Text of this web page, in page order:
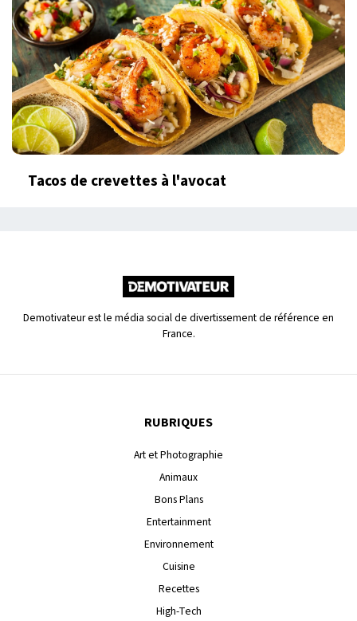
Tacos de crevettes à l'avocat
Demotivateur est le média social de divertissement de référence en
France.
RUBRIQUES
Art et Photographie
Animaux
Bons Plans
Entertainment
Environnement
Cuisine
Recettes
High-Tech